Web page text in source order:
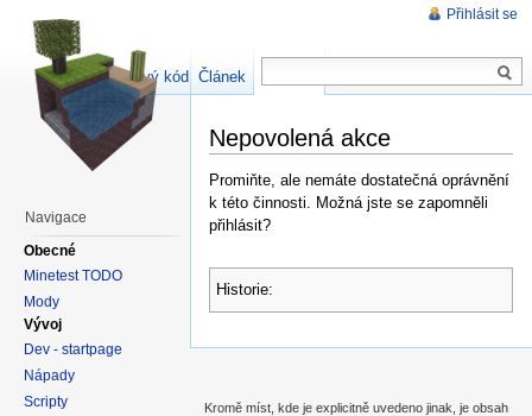
Nepovolená akce
Promiňte, ale nemáte dostatečná oprávnění
k této činnosti. Možná jste se zapomněli
přihlásit?
Historie:
Přihlásit se
Článek
Zdrojový kód stránky
Navigace
Obecné
Minetest TODO
Mody
Vývoj
Dev - startpage
Nápady
Scripty
Kromě míst, kde je explicitně uvedeno jinak, je obsah